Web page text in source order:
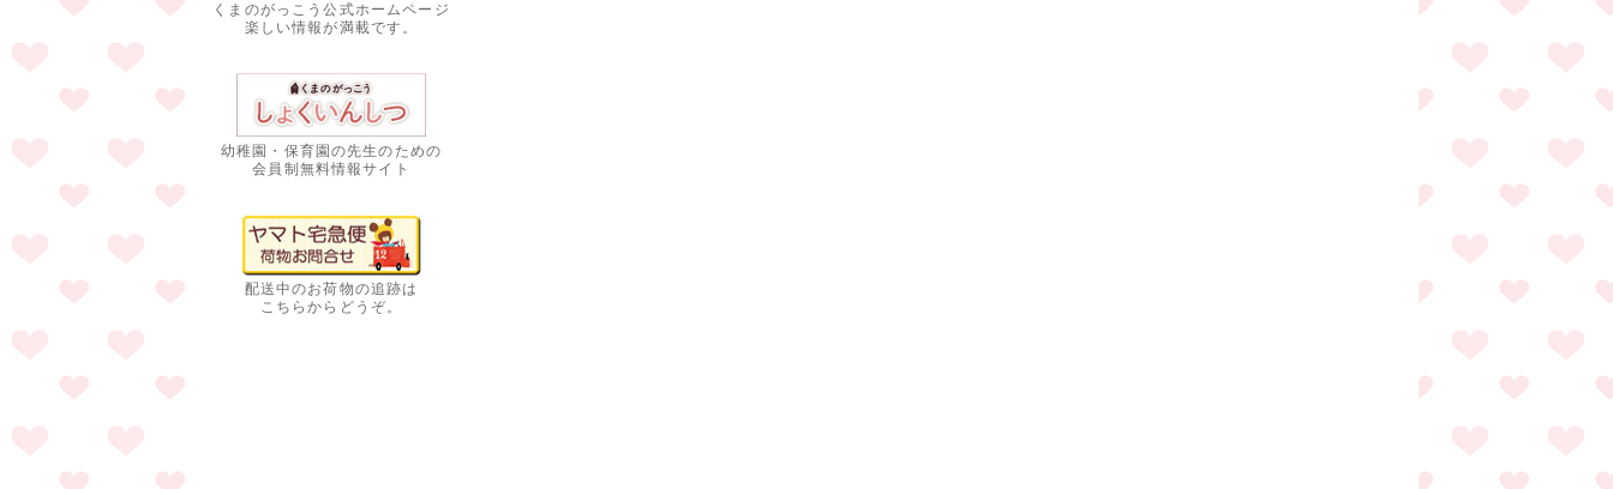
くまのがっこう公式ホームページ
楽しい情報が満載です。
幼稚園・保育園の先生のための
会員制無料情報サイト
配送中のお荷物の追跡は
こちらからどうぞ。